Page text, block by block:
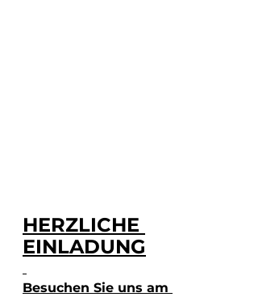
HERZLICHE
EINLADUNG
Besuchen Sie uns am